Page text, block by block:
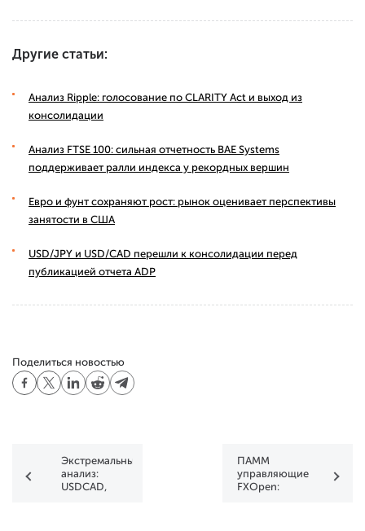
Другие статьи:
Анализ Ripple: голосование по CLARITY Act и выход из
консолидации
Анализ FTSE 100: сильная отчетность BAE Systems
поддерживает ралли индекса у рекордных вершин
Евро и фунт сохраняют рост: рынок оценивает перспективы
занятости в США
USD/JPY и USD/CAD перешли к консолидации перед
публикацией отчета ADP
Поделиться новостью
Экстремальный
анализ:
USDCAD,
ПАММ
управляющие
FXOpen: